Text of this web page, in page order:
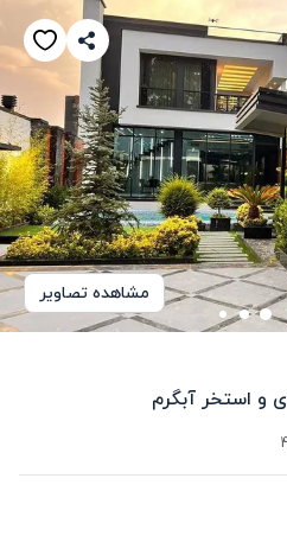
مشاهده تصاویر
و استخر آبگرم